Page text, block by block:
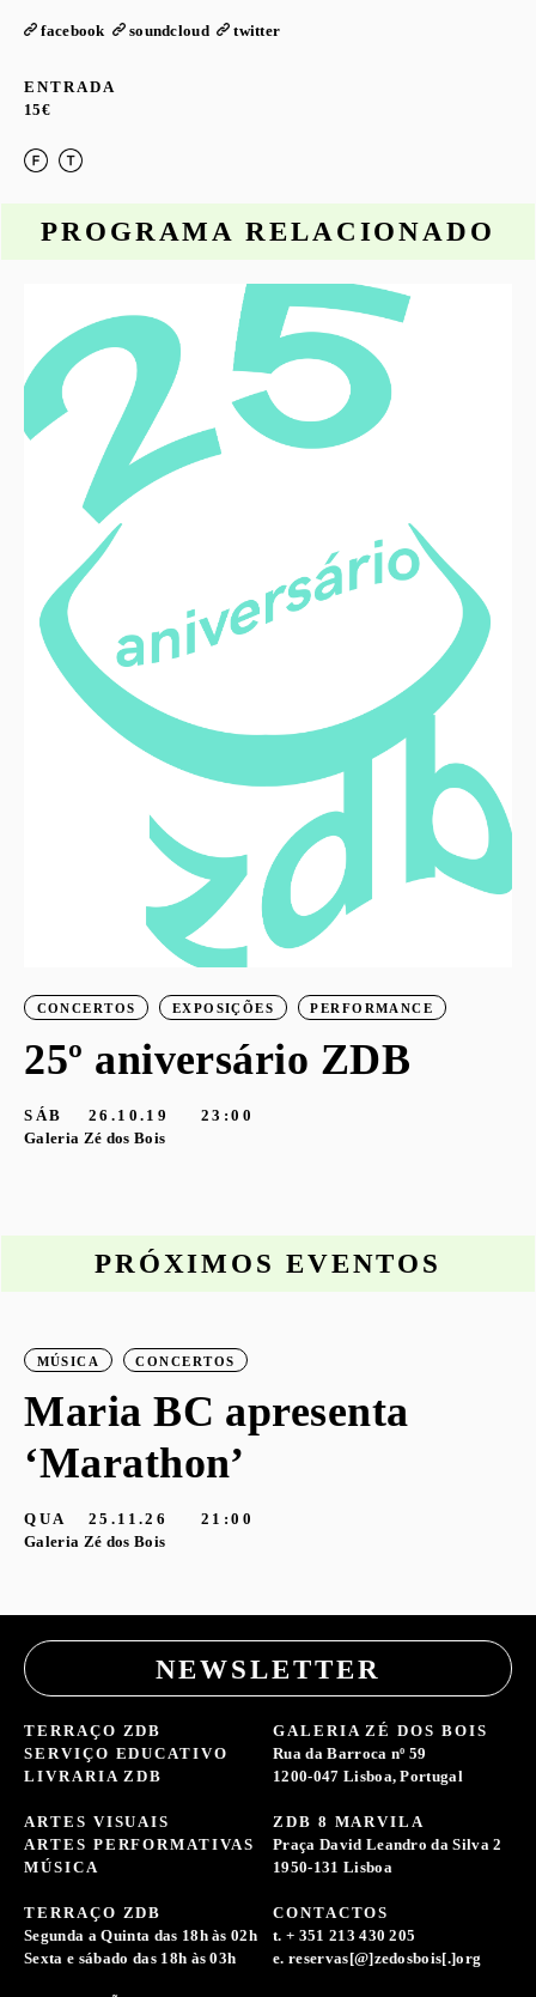
facebook soundcloud twitter
ENTRADA
15€
PROGRAMA RELACIONADO
CONCERTOS EXPOSIÇÕES PERFORMANCE
25º aniversário ZDB
SÁB 26.10.19
23:00
Galeria Zé dos Bois
PRÓXIMOS EVENTOS
MÚSICA CONCERTOS
Maria BC apresenta
‘Marathon’
QUA 25.11.26
21:00
Galeria Zé dos Bois
NEWSLETTER
TERRAÇO ZDB
SERVIÇO EDUCATIVO
LIVRARIA ZDB
ARTES VISUAIS
ARTES PERFORMATIVAS
MÚSICA
GALERIA ZÉ DOS BOIS
Rua da Barroca nº 59
1200-047 Lisboa, Portugal
ZDB 8 MARVILA
Praça David Leandro da Silva 2
1950-131 Lisboa
TERRAÇO ZDB
Segunda a Quinta das 18h às 02h
Sexta e sábado das 18h às 03h
CONTACTOS
t. + 351 213 430 205
e. reservas[@]zedosbois[.]org